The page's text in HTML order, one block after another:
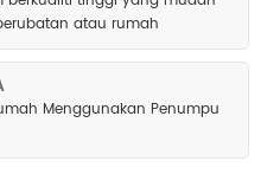
atau rumah
Menggunakan Penumpu